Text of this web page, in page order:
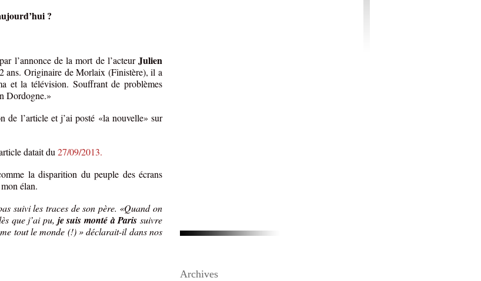
?
l’annonce de la mort de l’acteurJulien
ans. Originaire de Morlaix (Finistère), il a
et la télévision. Souffrant de problèmes
Dordogne.»
de l’article et j’ai posté «la nouvelle» sur
datait du 27/09/2013.
la disparition du peuple des écrans
élan.
suivi les traces de son père. «Quand on
que j’ai pu, je suis monté à Paris suivre
tout le monde (!) » déclarait-il dans nos
Archives